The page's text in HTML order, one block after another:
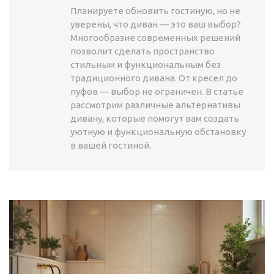
Планируете обновить гостиную, но не
уверены, что диван — это ваш выбор?
Многообразие современных решений
позволит сделать пространство
стильным и функциональным без
традиционного дивана. От кресел до
пуфов — выбор не ограничен. В статье
рассмотрим различные альтернативы
дивану, которые помогут вам создать
уютную и функциональную обстановку
в вашей гостиной.